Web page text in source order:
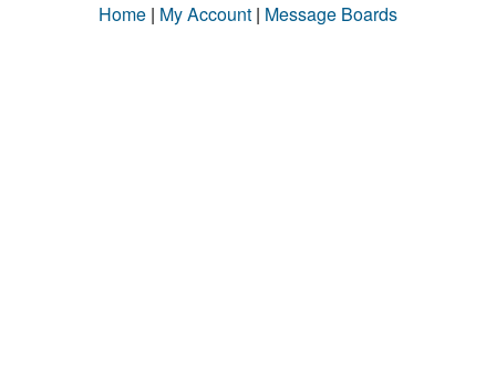
Home | My Account | Message Boards